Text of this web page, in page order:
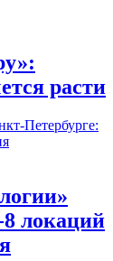
расти
локаций